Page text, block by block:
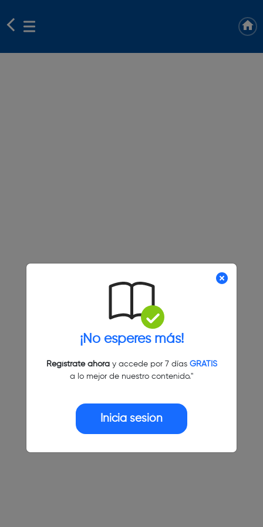
¡No esperes más!
Regístrate ahoray accede por 7 días GRATIS
a lo mejor de nuestro contenido."
Inicia sesión